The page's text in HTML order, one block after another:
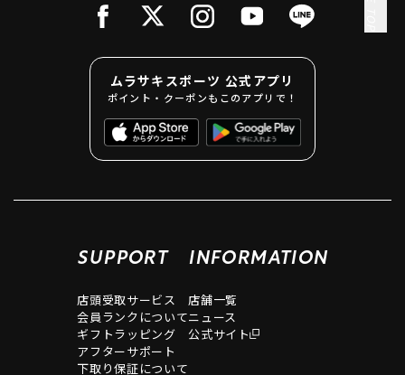
ムラサキスポーツ 公式アプリ
ポイント・クーポンもこのアプリで！
SUPPORT
店頭受取サービス
会員ランクについて
ギフトラッピング
アフターサポート
下取り保証について
INFORMATION
店舗一覧
ニュース
公式サイト